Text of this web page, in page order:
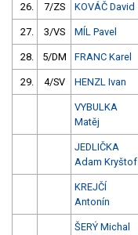
26. 7/ZS KOVÁČ David
27. 3/VS MÍL Pavel
28. 5/DM FRANC Karel
29. 4/SV HENZL Ivan
VYBULKA
Matěj
JEDLIČKA
Adam Kryštof
KREJČÍ
Antonín
ŠERÝ Michal